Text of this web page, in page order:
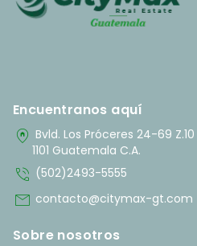
Encuentranos aquí
home_pin Bvld. Los Próceres 24-69
1101 Guatemala C.A.
phone_in_talk (502)2493-5555
mail contacto@citymax-gt.com
Sobre nosotros